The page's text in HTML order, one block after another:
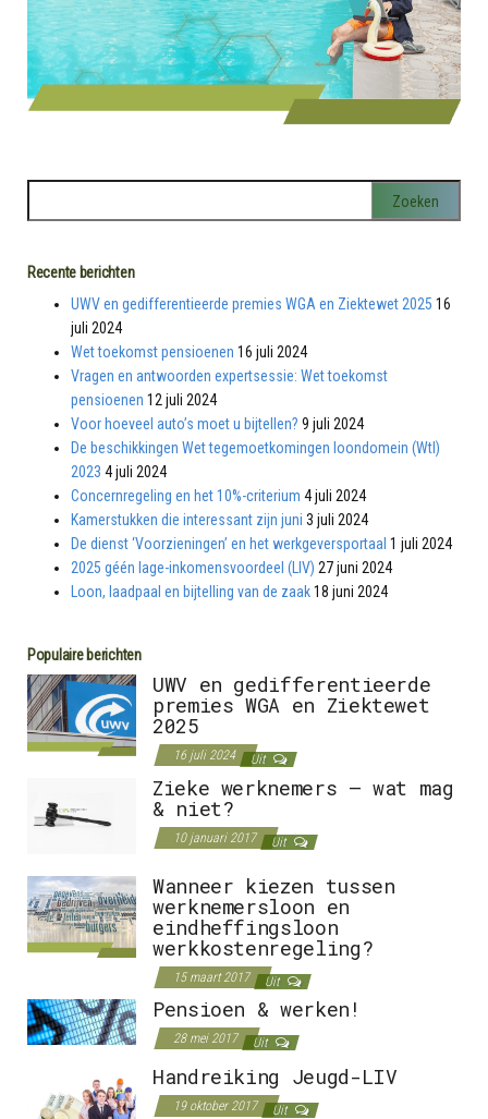
Recente berichten
UWV en gedifferentieerde premies WGA en Ziektewet 2025 16
juli 2024
Wet toekomst pensioenen 16 juli 2024
Vragen en antwoorden expertsessie: Wet toekomst
pensioenen 12 juli 2024
Voor hoeveel auto’s moet u bijtellen? 9 juli 2024
De beschikkingen Wet tegemoetkomingen loondomein (Wtl)
2023 4 juli 2024
Concernregeling en het 10%-criterium 4 juli 2024
Kamerstukken die interessant zijn juni 3 juli 2024
De dienst ‘Voorzieningen’ en het werkgeversportaal 1 juli 2024
2025 géén lage-inkomensvoordeel (LIV) 27 juni 2024
Loon, laadpaal en bijtelling van de zaak18 juni 2024
Populaire berichten
UWV en gedifferentieerde
premies WGA en Ziektewet
2025
16 juli 2024 Uit
Zieke werknemers – wat mag
& niet?
10 januari 2017 Uit
Wanneer kiezen tussen
werknemersloon en
eindheffingsloon
werkkostenregeling?
15 maart 2017 Uit
Pensioen & werken!
28 mei 2017 Uit
Handreiking Jeugd-LIV
19 oktober 2017 Uit